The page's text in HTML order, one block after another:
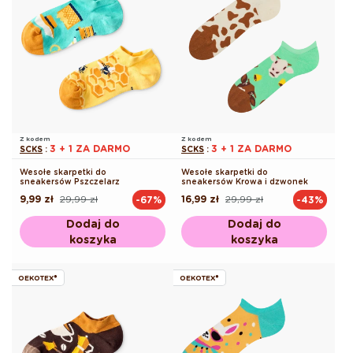
Z kodem
SCKS : 3 + 1 ZA DARMO
Wesołe skarpetki do
sneakersów Pszczelarz
Cena
29,99 zł
Cena
9,99 zł -67%
Dodaj do
koszyka
Z kodem
SCKS : 3 + 1 ZA DARMO
Wesołe skarpetki do
sneakersów Krowa i dzwonek
Cena
29,99 zł
Cena
16,99 zł -43%
Dodaj do
koszyka
OEKOTEX® OEKOTEX®